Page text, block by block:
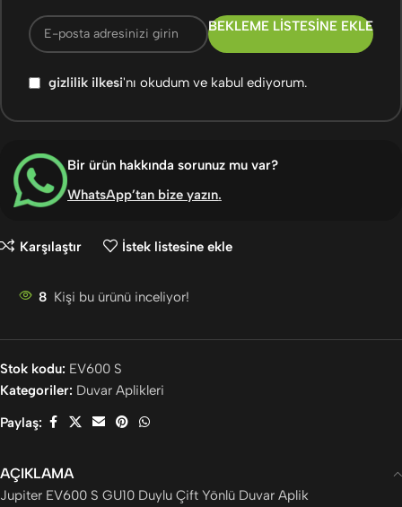
BEKLEME LISTESINE EKLE
gizlilik ilkesi'nı okudum ve kabul ediyorum.
Bir ürün hakkında sorunuz mu var?
WhatsApp’tan bize yazın.
Karşılaştır İstek listesine ekle
8 Kişi bu ürünü inceliyor!
Stok kodu: EV600 S
Kategoriler: Duvar Aplikleri
Paylaş:
AÇIKLAMA
Jupiter EV600 S GU10 Duylu Çift Yönlü Duvar Aplik